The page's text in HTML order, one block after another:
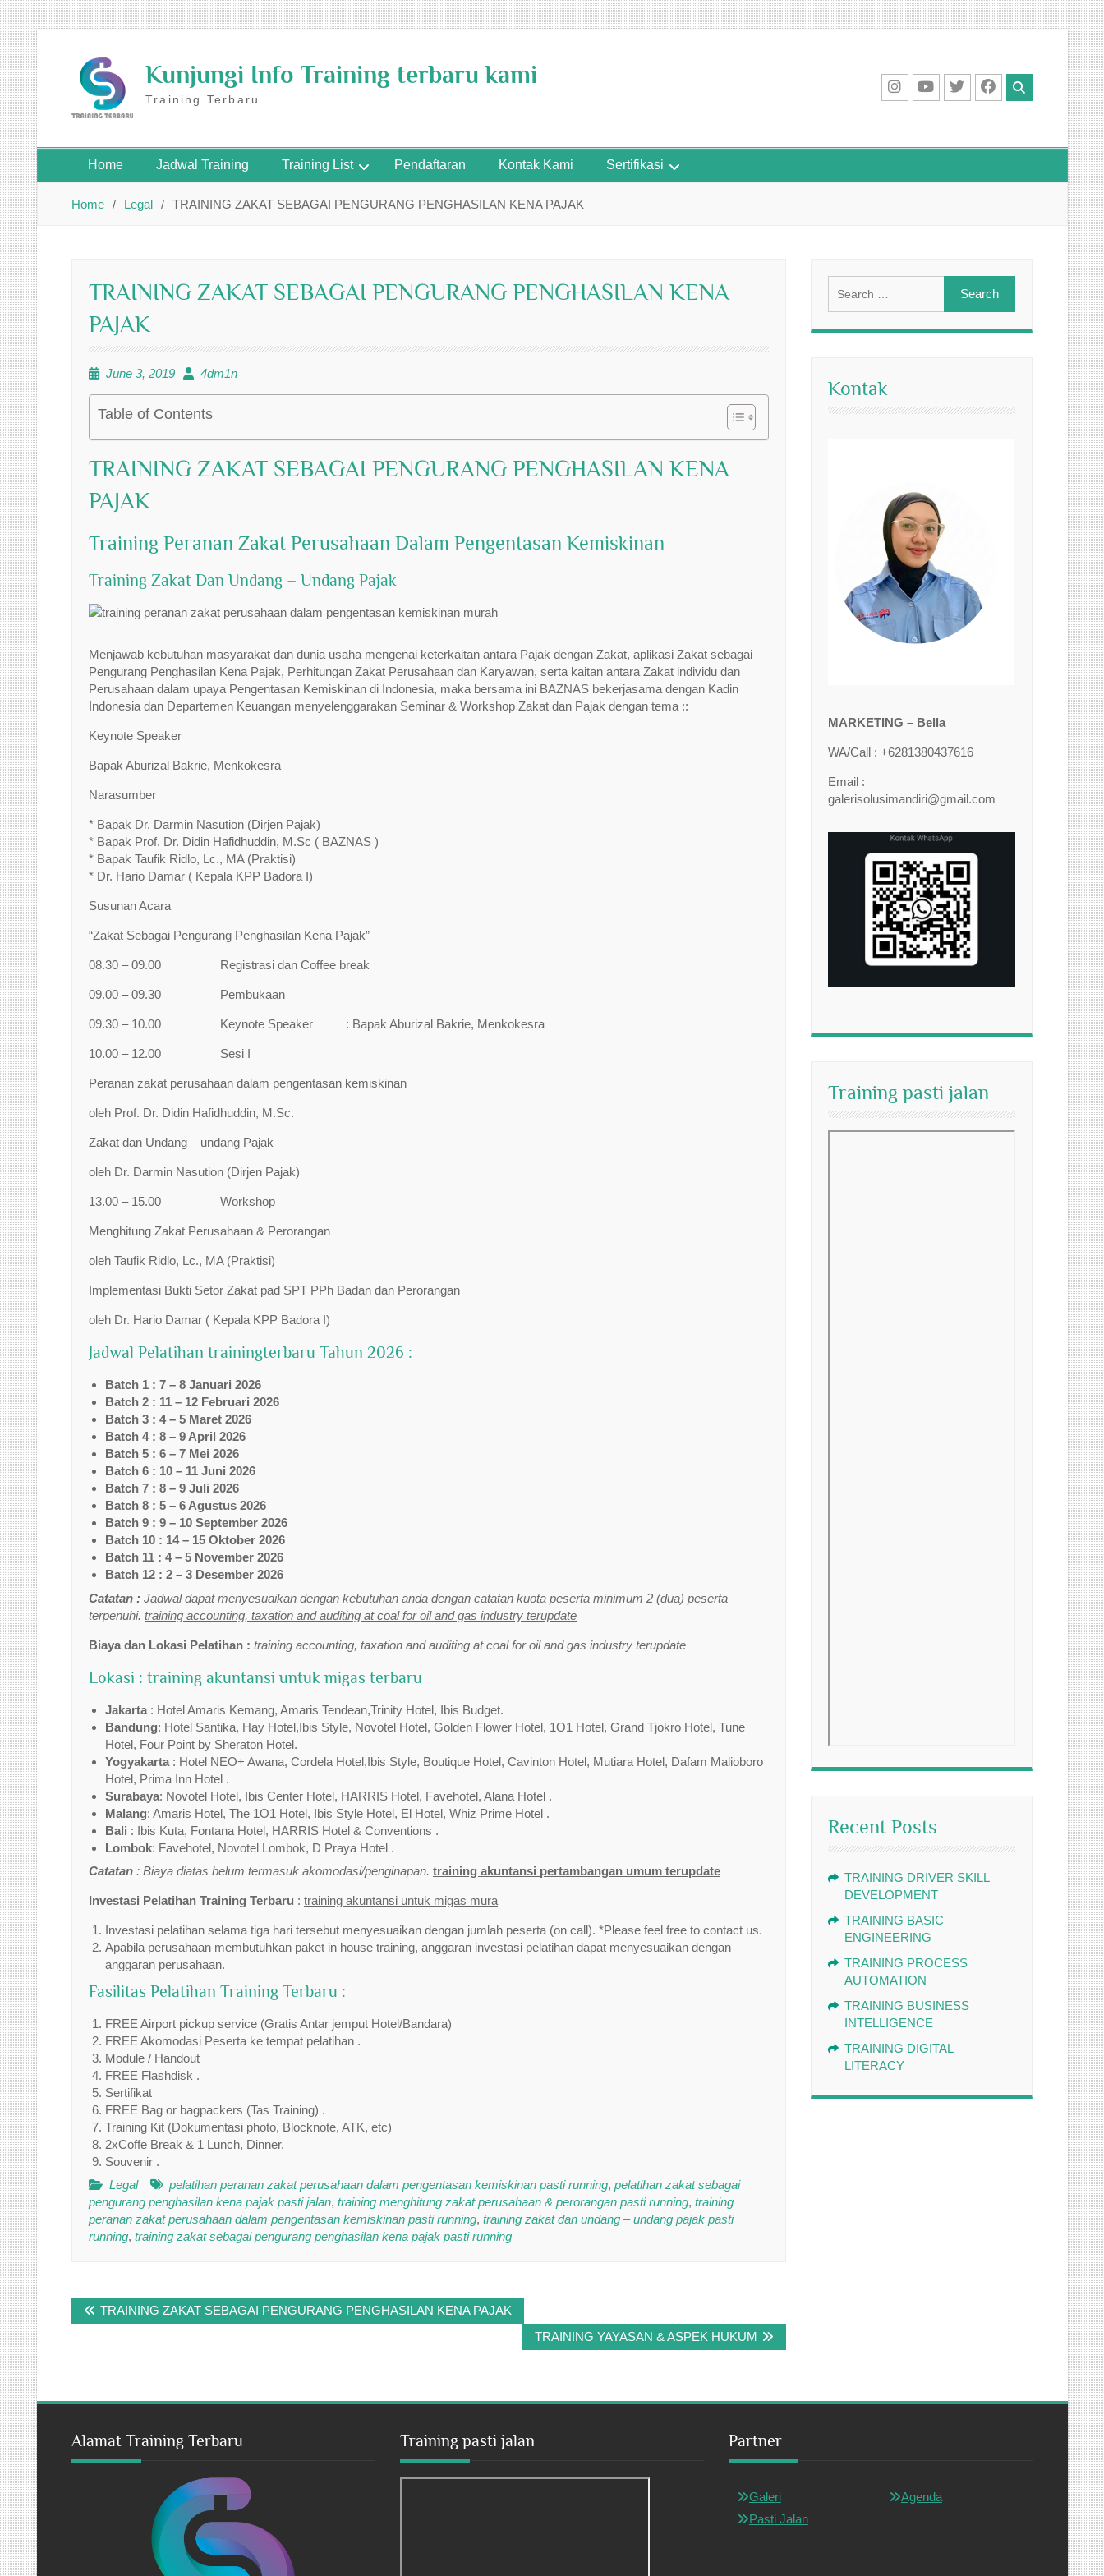
Skip
to
content
Kunjungi Info Training terbaru kami
Training Terbaru
Home Jadwal Training Training List Pendaftaran Kontak Kami Sertifikasi
Home Legal TRAINING ZAKAT SEBAGAI PENGURANG PENGHASILAN KENA PAJAK
TRAINING ZAKAT SEBAGAI PENGURANG PENGHASILAN KENA
PAJAK
June 3, 2019 4dm1n
Table of Contents
TRAINING ZAKAT SEBAGAI PENGURANG PENGHASILAN KENA
PAJAK
Training Peranan Zakat Perusahaan Dalam Pengentasan Kemiskinan
Training Zakat Dan Undang – Undang Pajak
Menjawab kebutuhan masyarakat dan dunia usaha mengenai keterkaitan antara Pajak dengan Zakat, aplikasi Zakat sebagai
Pengurang Penghasilan Kena Pajak, Perhitungan Zakat Perusahaan dan Karyawan, serta kaitan antara Zakat individu dan
Perusahaan dalam upaya Pengentasan Kemiskinan di Indonesia, maka bersama ini BAZNAS bekerjasama dengan Kadin
Indonesia dan Departemen Keuangan menyelenggarakan Seminar & Workshop Zakat dan Pajak dengan tema ::
Keynote Speaker
Bapak Aburizal Bakrie, Menkokesra
Narasumber
* Bapak Dr. Darmin Nasution (Dirjen Pajak)
* Bapak Prof. Dr. Didin Hafidhuddin, M.Sc ( BAZNAS )
* Bapak Taufik Ridlo, Lc., MA (Praktisi)
* Dr. Hario Damar ( Kepala KPP Badora I)
Susunan Acara
“Zakat Sebagai Pengurang Penghasilan Kena Pajak”
08.30 – 09.00 Registrasi dan Coffee break
09.00 – 09.30 Pembukaan
09.30 – 10.00 Keynote Speaker : Bapak Aburizal Bakrie, Menkokesra
10.00 – 12.00 Sesi I
Peranan zakat perusahaan dalam pengentasan kemiskinan
oleh Prof. Dr. Didin Hafidhuddin, M.Sc.
Zakat dan Undang – undang Pajak
oleh Dr. Darmin Nasution (Dirjen Pajak)
13.00 – 15.00 Workshop
Menghitung Zakat Perusahaan & Perorangan
oleh Taufik Ridlo, Lc., MA (Praktisi)
Implementasi Bukti Setor Zakat pad SPT PPh Badan dan Perorangan
oleh Dr. Hario Damar ( Kepala KPP Badora I)
Jadwal Pelatihan trainingterbaru Tahun 2026 :
Batch 1 : 7 – 8 Januari 2026
Batch 2 : 11 – 12 Februari 2026
Batch 3 : 4 – 5 Maret 2026
Batch 4 : 8 – 9 April 2026
Batch 5 : 6 – 7 Mei 2026
Batch 6 : 10 – 11 Juni 2026
Batch 7 : 8 – 9 Juli 2026
Batch 8 : 5 – 6 Agustus 2026
Batch 9 : 9 – 10 September 2026
Batch 10 : 14 – 15 Oktober 2026
Batch 11 : 4 – 5 November 2026
Batch 12 : 2 – 3 Desember 2026
Catatan : Jadwal dapat menyesuaikan dengan kebutuhan anda dengan catatan kuota peserta minimum 2 (dua) peserta
terpenuhi. training accounting, taxation and auditing at coal for oil and gas industry terupdate
Biaya dan Lokasi Pelatihan : training accounting, taxation and auditing at coal for oil and gas industry terupdate
Lokasi : training akuntansi untuk migas terbaru
Jakarta : Hotel Amaris Kemang, Amaris Tendean,Trinity Hotel, Ibis Budget.
Bandung: Hotel Santika, Hay Hotel,Ibis Style, Novotel Hotel, Golden Flower Hotel, 1O1 Hotel, Grand Tjokro Hotel, Tune
Hotel, Four Point by Sheraton Hotel.
Yogyakarta : Hotel NEO+ Awana, Cordela Hotel,Ibis Style, Boutique Hotel, Cavinton Hotel, Mutiara Hotel, Dafam Malioboro
Hotel, Prima Inn Hotel .
Surabaya: Novotel Hotel, Ibis Center Hotel, HARRIS Hotel, Favehotel, Alana Hotel .
Malang: Amaris Hotel, The 1O1 Hotel, Ibis Style Hotel, El Hotel, Whiz Prime Hotel .
Bali : Ibis Kuta, Fontana Hotel, HARRIS Hotel & Conventions .
Lombok: Favehotel, Novotel Lombok, D Praya Hotel .
Catatan : Biaya diatas belum termasuk akomodasi/penginapan. training akuntansi pertambangan umum terupdate
Investasi Pelatihan Training Terbaru : training akuntansi untuk migas mura
Investasi pelatihan selama tiga hari tersebut menyesuaikan dengan jumlah peserta (on call). *Please feel free to contact us.
Apabila perusahaan membutuhkan paket in house training, anggaran investasi pelatihan dapat menyesuaikan dengan
anggaran perusahaan.
Fasilitas Pelatihan Training Terbaru :
FREE Airport pickup service (Gratis Antar jemput Hotel/Bandara)
FREE Akomodasi Peserta ke tempat pelatihan .
Module / Handout
FREE Flashdisk .
Sertifikat
FREE Bag or bagpackers (Tas Training) .
Training Kit (Dokumentasi photo, Blocknote, ATK, etc)
2xCoffe Break & 1 Lunch, Dinner.
Souvenir .
Legal
pelatihan peranan zakat perusahaan dalam pengentasan kemiskinan pasti running, pelatihan zakat sebagai
pengurang penghasilan kena pajak pasti jalan, training menghitung zakat perusahaan & perorangan pasti running, training
peranan zakat perusahaan dalam pengentasan kemiskinan pasti running, training zakat dan undang – undang pajak pasti
running, training zakat sebagai pengurang penghasilan kena pajak pasti running
Post
navigation
TRAINING ZAKAT SEBAGAI PENGURANG PENGHASILAN KENA PAJAK
TRAINING YAYASAN & ASPEK HUKUM
for:
Kontak
MARKETING – Bella
WA/Call : +6281380437616
Email :
galerisolusimandiri@gmail.com
Training pasti jalan
Recent Posts
TRAINING DRIVER SKILL
DEVELOPMENT
TRAINING BASIC
ENGINEERING
TRAINING PROCESS
AUTOMATION
TRAINING BUSINESS
INTELLIGENCE
TRAINING DIGITAL
LITERACY
Alamat Training Terbaru Training pasti jalan Partner
Galeri
Pasti Jalan
Agenda